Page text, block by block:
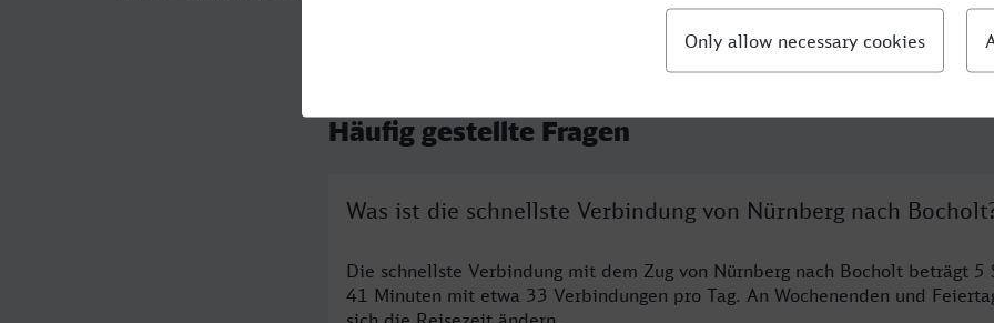
Häufig gestellte Fragen
Was ist die schnellste Verbindung von Nürnberg nach
Die schnellste Verbindung mit dem Zug von Nürnberg nach Bocholt beträgt 5
41 Minuten mit etwa 33 Verbindungen pro Tag. An Wochenenden und